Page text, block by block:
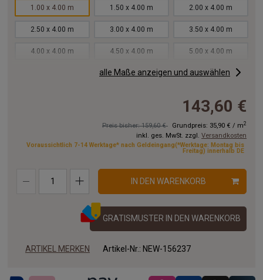
1.00 x 4.00 m 1.50 x 4.00 m 2.00 x 4.00 m
2.50 x 4.00 m 3.00 x 4.00 m 3.50 x 4.00 m
4.00 x 4.00 m 4.50 x 4.00 m 5.00 x 4.00 m
6.00 x 4.00 m 6.50 x 4.00 m
9.50 x 4.00 m
11.00x4.00 m 12.00x4.00 m
16.00x4.00 m 17.00x4.00 m 18.00x4.00 m
alle Maße anzeigen und auswählen
143,60 €
Preis bisher: 159,60 € Grundpreis: 35,90 € / m2
inkl. ges. MwSt. zzgl. Versandkosten
Voraussichtlich 7-14 Werktage* nach Geldeingang(*Werktage: Montag bis
Freitag) innerhalb DE
IN DEN WARENKORB
GRATISMUSTER IN DEN WARENKORB
ARTIKEL MERKEN Artikel-Nr.: NEW-156237